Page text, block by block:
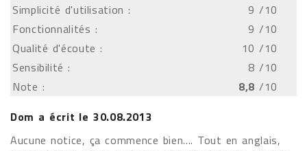
Simplicité d'utilisation :
9 /10
Fonctionnalités :
9 /10
Qualité d'écoute :
10 /10
Sensibilité :
8 /10
Note :
8,8 /10
Dom a écrit le30.08.2013
Aucune notice, ça commence bien.... Tout en anglais,